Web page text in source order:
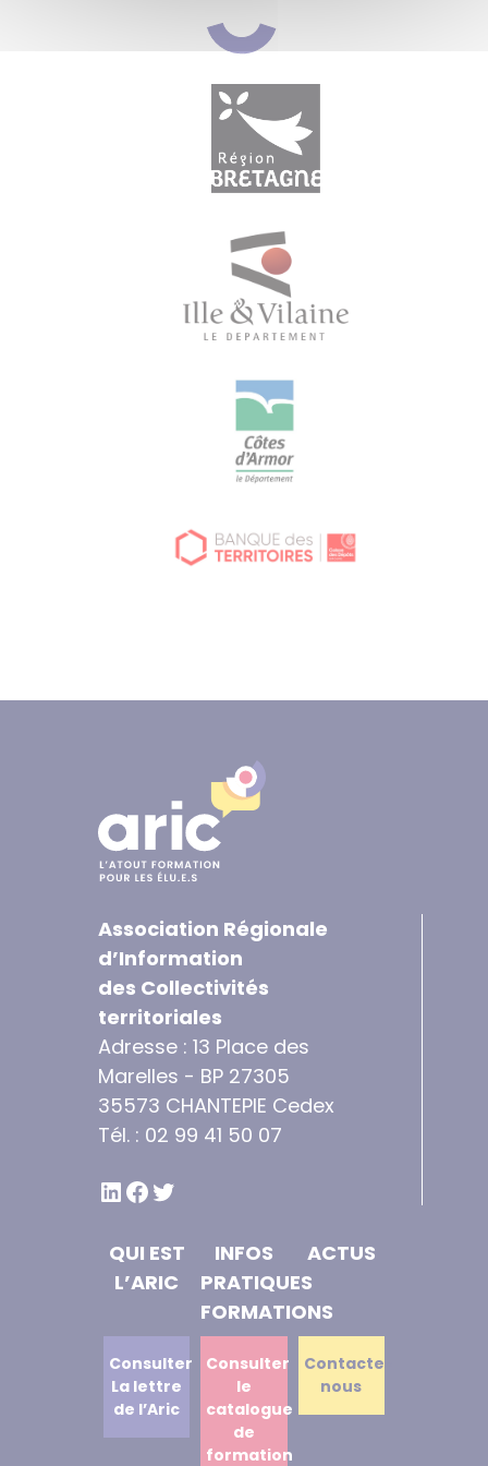
Association Régionale
d’Information
des Collectivités
territoriales
Adresse : 13 Place des
Marelles - BP 27305
35573 CHANTEPIE Cedex
Tél. : 02 99 41 50 07
LINKEDIN
FACEBOOK
TWITTER
QUI EST
L’ARIC
INFOS
PRATIQUES
FORMATIONS
ACTUS
Consulter
La lettre
de l’Aric
Consulter
le
catalogue
de
formation
Contactez
nous